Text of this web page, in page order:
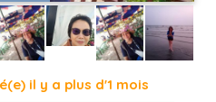
il y a plus d'1 mois